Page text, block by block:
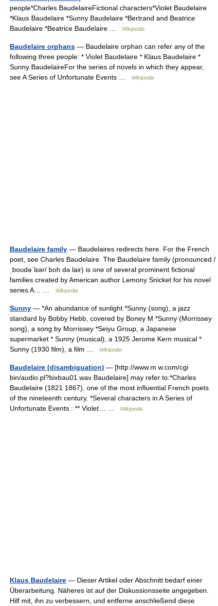
people*Charles BaudelaireFictional characters*Violet Baudelaire
*Klaus Baudelaire *Sunny Baudelaire *Bertrand and Beatrice
Baudelaire *Beatrice Baudelaire …
Wikipedia
Baudelaire orphans — Baudelaire orphan can refer any of the
following three people: * Violet Baudelaire * Klaus Baudelaire *
Sunny BaudelaireFor the series of novels in which they appear,
see A Series of Unfortunate Events …
Wikipedia
Baudelaire family — Baudelaires redirects here. For the French
poet, see Charles Baudelaire. The Baudelaire family (pronounced /
ˌboʊdəˈlɛər/ boh də lair) is one of several prominent fictional
families created by American author Lemony Snicket for his novel
series A… …
Wikipedia
Sunny — *An abundance of sunlight *Sunny (song), a jazz
standard by Bobby Hebb, covered by Boney M *Sunny (Morrissey
song), a song by Morrissey *Seiyu Group, a Japanese
supermarket * Sunny (musical), a 1925 Jerome Kern musical *
Sunny (1930 film), a film …
Wikipedia
Baudelaire (disambiguation) — [http://www.m w.com/cgi
bin/audio.pl?bixbau01.wav Baudelaire] may refer to:*Charles
Baudelaire (1821 1867), one of the most influential French poets
of the nineteenth century. *Several characters in A Series of
Unfortunate Events : ** Violet… …
Wikipedia
Klaus Baudelaire — Dieser Artikel oder Abschnitt bedarf einer
Überarbeitung. Näheres ist auf der Diskussionsseite angegeben.
Hilf mit, ihn zu verbessern, und entferne anschließend diese